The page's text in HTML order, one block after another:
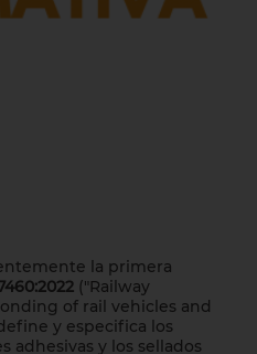
la primera
("Railway
of rail vehicles and
y especifica los
adhesivas y los sellados